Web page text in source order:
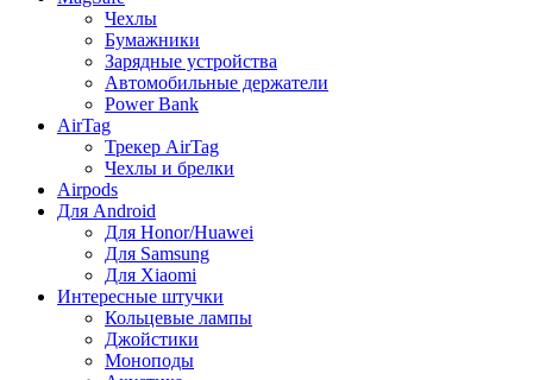
Чехлы
Бумажники
Зарядные устройства
Автомобильные держатели
Power Bank
AirTag
Трекер AirTag
Чехлы и брелки
Airpods
Для Android
Для Honor/Huawei
Для Samsung
Для Xiaomi
Интересные штучки
Кольцевые лампы
Джойстики
Моноподы